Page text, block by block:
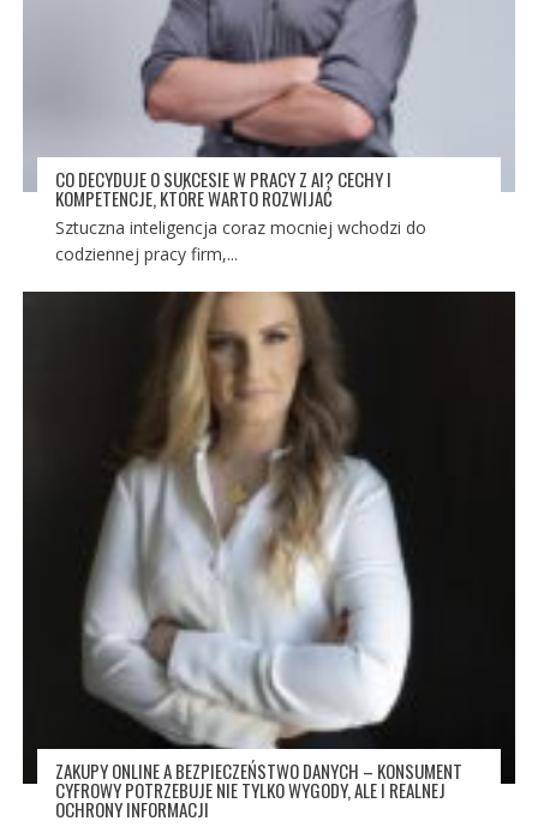
CO DECYDUJE O SUKCESIE W PRACY Z AI? CECHY I
KOMPETENCJE, KTÓRE WARTO ROZWIJAĆ
Sztuczna inteligencja coraz mocniej wchodzi do
codziennej pracy firm,...
ZAKUPY ONLINE A BEZPIECZEŃSTWO DANYCH – KONSUMENT
CYFROWY POTRZEBUJE NIE TYLKO WYGODY, ALE I REALNEJ
OCHRONY INFORMACJI